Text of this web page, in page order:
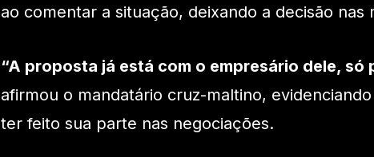
ao comentar a situação, deixando a decisão nas
“A proposta já está com o empresário dele, só
afirmou o mandatário cruz-maltino,
ter feito sua parte nas negociações.